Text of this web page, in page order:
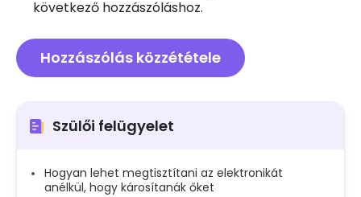
következő hozzászóláshoz.
Szülői felügyelet
Hogyan lehet megtisztítani az elektronikát
anélkül, hogy károsítanák őket